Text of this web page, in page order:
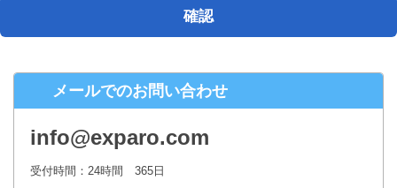
開示対象個人情報の開示等および問合せ窓口について
ご本人からの求めにより、当社が保有する開示対象個人情報の、利用
す。
株式会社シースクェア 個人情報お問合せ窓口
〒160-0023 東京都新宿区西新宿６丁目１２−１ パークウェストビ
ル１３階
Eメール：info@c-square.co.jp
確認
メールでのお問い合わせ
info@exparo.com
受付時間：24時間 365日